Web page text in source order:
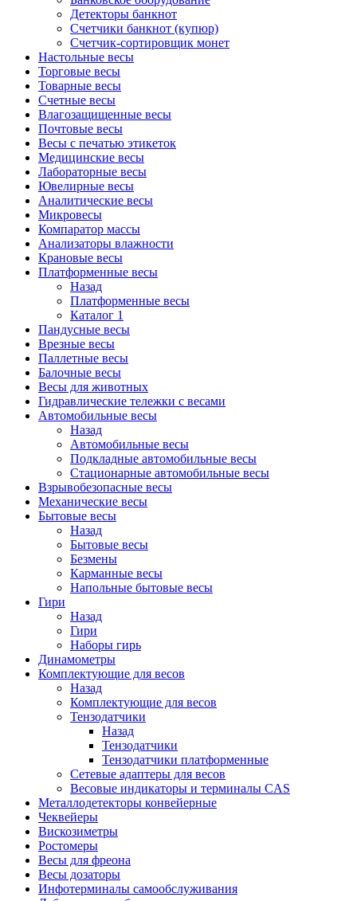
Детекторы банкнот
Cчетчики банкнот (купюр)
Счетчик-сортировщик монет
Настольные весы
Торговые весы
Товарные весы
Счетные весы
Влагозащищенные весы
Почтовые весы
Весы с печатью этикеток
Медицинские весы
Лабораторные весы
Ювелирные весы
Аналитические весы
Микровесы
Компаратор массы
Анализаторы влажности
Крановые весы
Платформенные весы
Назад
Платформенные весы
Каталог 1
Пандусные весы
Врезные весы
Паллетные весы
Балочные весы
Весы для животных
Гидравлические тележки с весами
Автомобильные весы
Назад
Автомобильные весы
Подкладные автомобильные весы
Стационарные автомобильные весы
Взрывобезопасные весы
Механические весы
Бытовые весы
Назад
Бытовые весы
Безмены
Карманные весы
Напольные бытовые весы
Гири
Назад
Гири
Наборы гирь
Динамометры
Комплектующие для весов
Назад
Комплектующие для весов
Тензодатчики
Назад
Тензодатчики
Тензодатчики платформенные
Сетевые адаптеры для весов
Весовые индикаторы и терминалы CAS
Металлодетекторы конвейерные
Чеквейеры
Вискозиметры
Ростомеры
Весы для фреона
Весы дозаторы
Инфотерминалы самообслуживания